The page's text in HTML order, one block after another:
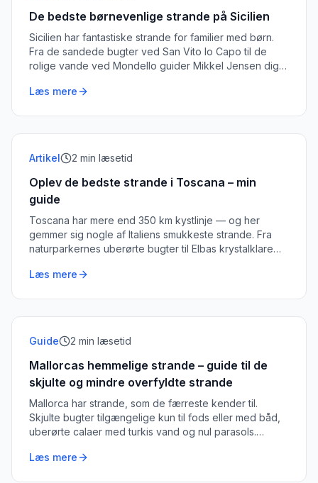
De bedste børnevenlige strande på Sicilien
Sicilien har fantastiske strande for familier med børn.
Fra de sandede bugter ved San Vito lo Capo til de
rolige vande ved Mondello guider Mikkel Jensen dig til
Læs mere
Artikel 2 min læsetid
Oplev de bedste strande i Toscana – min
guide
Toscana har mere end 350 km kystlinje — og her
gemmer sig nogle af Italiens smukkeste strande. Fra
naturparkernes uberørte bugter til Elbas krystalklare
Læs mere
Guide 2 min læsetid
Mallorcas hemmelige strande – guide til de
skjulte og mindre overfyldte strande
Mallorca har strande, som de færreste kender til.
Skjulte bugter tilgængelige kun til fods eller med båd,
uberørte calaer med turkis vand og nul parasols.
Læs mere